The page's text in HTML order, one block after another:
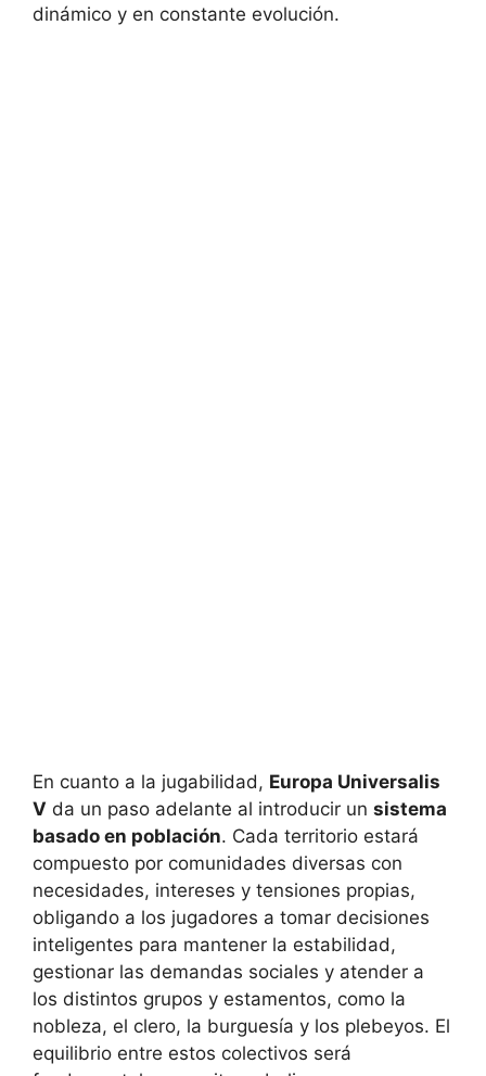
dinámico y en constante evolución.
En cuanto a la jugabilidad, Europa Universalis
V da un paso adelante al introducir un sistema
basado en población. Cada territorio estará
compuesto por comunidades diversas con
necesidades, intereses y tensiones propias,
obligando a los jugadores a tomar decisiones
inteligentes para mantener la estabilidad,
gestionar las demandas sociales y atender a
los distintos grupos y estamentos, como la
nobleza, el clero, la burguesía y los plebeyos. El
equilibrio entre estos colectivos será